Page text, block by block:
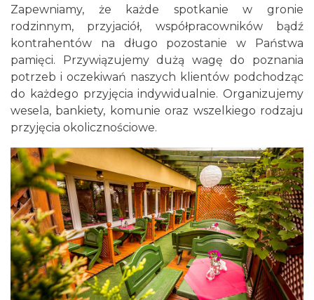
Zapewniamy, że każde spotkanie w gronie
rodzinnym, przyjaciół, współpracowników bądź
kontrahentów na długo pozostanie w Państwa
pamięci. Przywiązujemy dużą wagę do poznania
potrzeb i oczekiwań naszych klientów podchodząc
do każdego przyjęcia indywidualnie. Organizujemy
wesela, bankiety, komunie oraz wszelkiego rodzaju
przyjęcia okolicznościowe.